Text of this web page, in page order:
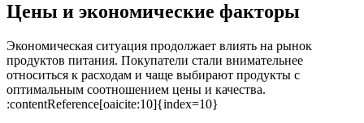
Цены и экономические факторы
Экономическая ситуация продолжает влиять на рынок
продуктов питания. Покупатели стали внимательнее
относиться к расходам и чаще выбирают продукты с
оптимальным соотношением цены и качества.
:contentReference[oaicite:10]{index=10}